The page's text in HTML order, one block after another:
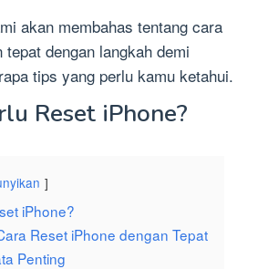
akan membahas tentang cara
dengan langkah demi
tips yang perlu kamu ketahui.
Reset iPhone?
iPhone?
Reset iPhone dengan Tepat
Penting